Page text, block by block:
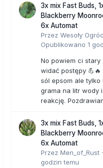
3x mix Fast Buds,
Blackberry
6x Automat
Przez Wesoły
Opublikowano 1
No powiem ci stary
widać postępy 💪🔥
sól epsom ale tylko
grama na litr wody
reakcję.
3x mix Fast Buds,
Blackberry
6x Automat
Przez Men_of_Rust ·
godzin temu